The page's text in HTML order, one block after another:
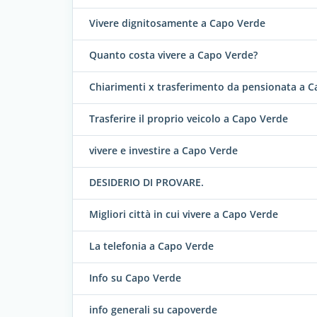
Vivere dignitosamente a Capo Verde
Quanto costa vivere a Capo Verde?
Chiarimenti x trasferimento da pensionata a
Trasferire il proprio veicolo a Capo Verde
vivere e investire a Capo Verde
DESIDERIO DI PROVARE.
Migliori città in cui vivere a Capo Verde
La telefonia a Capo Verde
Info su Capo Verde
info generali su capoverde